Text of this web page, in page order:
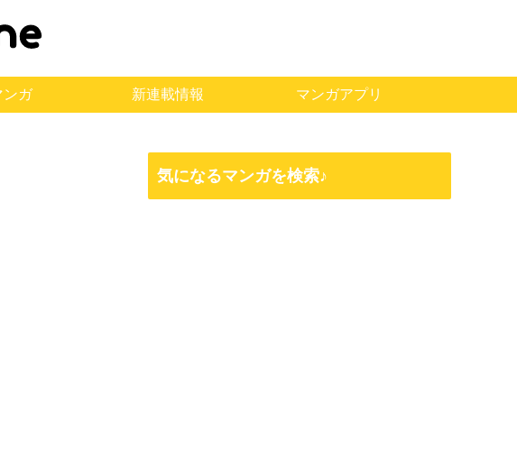
ンガ 新連載情報 マンガアプリ
気になるマンガを検索♪